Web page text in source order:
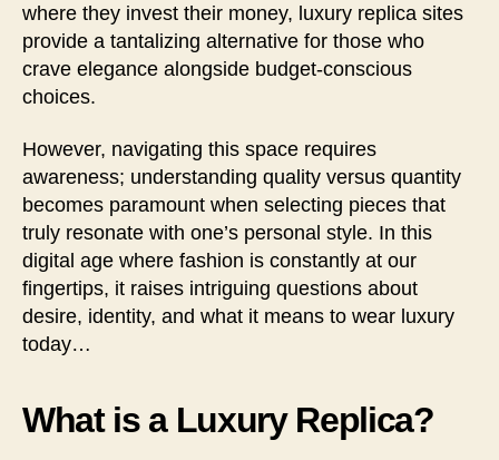
where they invest their money, luxury replica sites
provide a tantalizing alternative for those who
crave elegance alongside budget-conscious
choices.
However, navigating this space requires
awareness; understanding quality versus quantity
becomes paramount when selecting pieces that
truly resonate with one’s personal style. In this
digital age where fashion is constantly at our
fingertips, it raises intriguing questions about
desire, identity, and what it means to wear luxury
today…
What is a Luxury Replica?